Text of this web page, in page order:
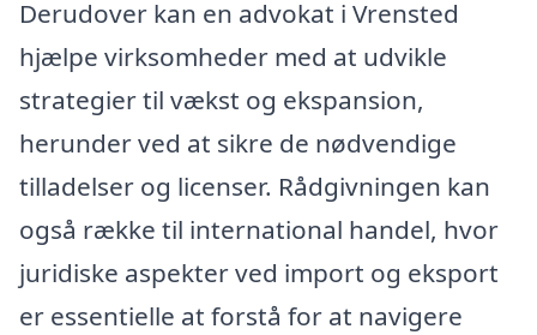
Derudover kan en advokat i Vrensted
hjælpe virksomheder med at udvikle
strategier til vækst og ekspansion,
herunder ved at sikre de nødvendige
tilladelser og licenser. Rådgivningen kan
også række til international handel, hvor
juridiske aspekter ved import og eksport
er essentielle at forstå for at navigere